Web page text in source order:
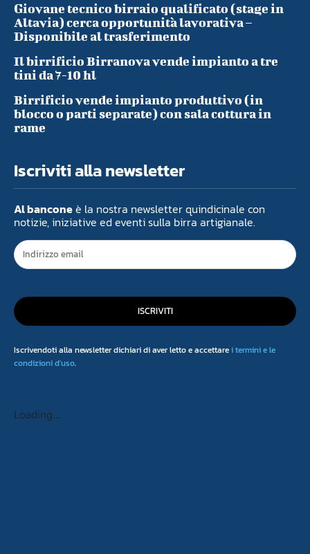
Giovane tecnico birraio qualificato (stage in
Altavia) cerca opportunità lavorativa –
Disponibile al trasferimento
Il birrificio Birranova vende impianto a tre
tini da 7-10 hl
Birrificio vende impianto produttivo (in
blocco o parti separate) con sala cottura in
rame
Iscriviti alla newsletter
Al banconeè la nostra newsletter quindicinale con
notizie, iniziative ed eventi sulla birra artigianale.
ISCRIVITI
Iscrivendoti alla newsletter dichiari di aver letto e accettarei termini e le
condizioni d'uso.
Loading...